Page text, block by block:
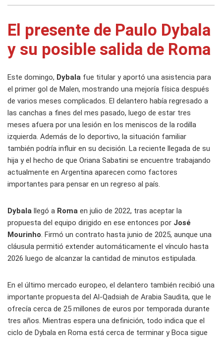
El presente de Paulo Dybala
y su posible salida de Roma
Este domingo, Dybala fue titular y aportó una asistencia para
el primer gol de Malen, mostrando una mejoría física después
de varios meses complicados. El delantero había regresado a
las canchas a fines del mes pasado, luego de estar tres
meses afuera por una lesión en los meniscos de la rodilla
izquierda. Además de lo deportivo, la situación familiar
también podría influir en su decisión. La reciente llegada de su
hija y el hecho de que Oriana Sabatini se encuentre trabajando
actualmente en Argentina aparecen como factores
importantes para pensar en un regreso al país.
Dybala llegó a Roma en julio de 2022, tras aceptar la
propuesta del equipo dirigido en ese entonces por José
Mourinho . Firmó un contrato hasta junio de 2025, aunque una
cláusula permitió extender automáticamente el vínculo hasta
2026 luego de alcanzar la cantidad de minutos estipulada.
En el último mercado europeo, el delantero también recibió una
importante propuesta del Al-Qadsiah de Arabia Saudita, que le
ofrecía cerca de 25 millones de euros por temporada durante
tres años. Mientras espera una definición, todo indica que el
ciclo de Dybala en Roma está cerca de terminar y Boca sigue